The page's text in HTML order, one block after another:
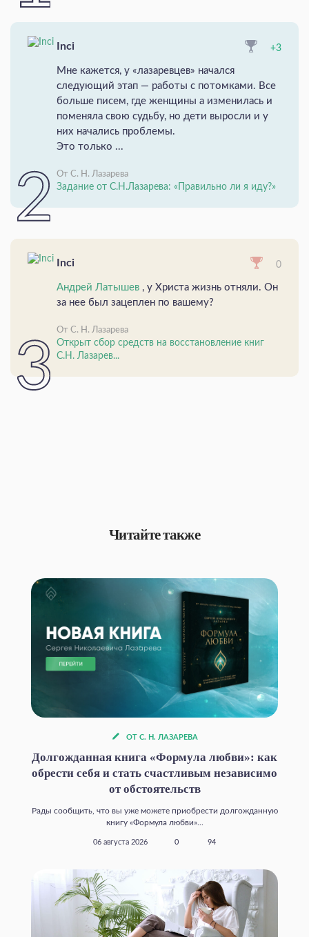
Inci +3
Мне кажется, у «лазаревцев» начался
следующий этап — работы с потомками. Все
больше писем, где женщины а изменилась и
поменяла свою судьбу, но дети выросли и у
них начались проблемы.
Это только ...
От С. Н. Лазарева
Задание от С.Н.Лазарева: «Правильно ли я иду?»
Inci 0
Андрей Латышев , у Христа жизнь отняли. Он
за нее был зацеплен по вашему?
От С. Н. Лазарева
Открыт сбор средств на восстановление книг
С.Н. Лазарев...
Читайте также
ОТ С. Н. ЛАЗАРЕВА
Долгожданная книга «Формула любви»: как
обрести себя и стать счастливым независимо
от обстоятельств
Рады сообщить, что вы уже можете приобрести долгожданную
книгу «Формула любви»...
06 августа 2026 0 94